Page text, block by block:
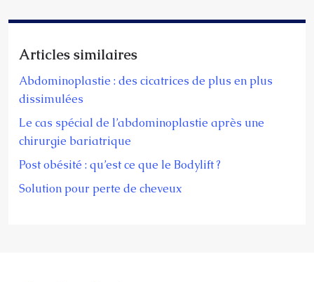
Articles similaires
Abdominoplastie : des cicatrices de plus en plus
dissimulées
Le cas spécial de l’abdominoplastie après une
chirurgie bariatrique
Post obésité : qu’est ce que le Bodylift ?
Solution pour perte de cheveux